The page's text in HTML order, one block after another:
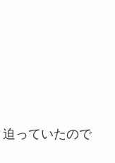
っていたので